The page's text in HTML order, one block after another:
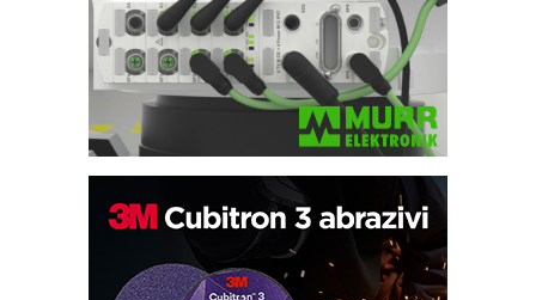
Bezbednost na prvom mestu!
IB BLUMENAUER - više od 40 godina
poverenja u industriji
RMQ-TITAN ADVANCED INDICATOR